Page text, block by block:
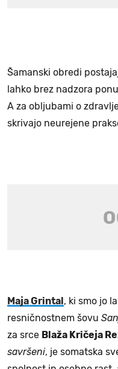
Šamanski obredi
lahko brez nadzora
A za obljubami o
skrivajo neurejene
Maja Grintal , ki smo jo
resničnostnem šovu
za srce Blaža Kričeja
savršeni, je somatska